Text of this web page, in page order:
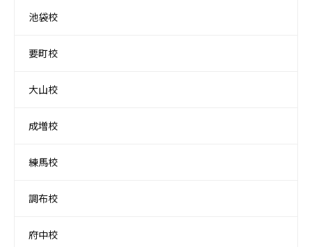
池袋校
要町校
大山校
成増校
練馬校
調布校
府中校